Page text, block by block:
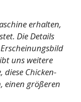
erhalten,
Die Details
uns weitere
diese Chicken-
einen größeren